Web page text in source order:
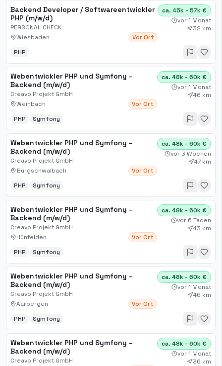
Backend Developer / Softwareentwickler
PHP (m/w/d)
PERSONAL CHECK
Wiesbaden
Vor Ort
ca. 45k - 57k €
vor 1 Monat
32 km
PHP
Webentwickler PHP und Symfony –
Backend (m/w/d)
Creavo Projekt GmbH
Weinbach
Vor Ort
ca. 48k - 60k €
vor 1 Monat
46 km
PHP Symfony
Webentwickler PHP und Symfony –
Backend (m/w/d)
Creavo Projekt GmbH
Burgschwalbach
Vor Ort
ca. 48k - 60k €
vor 3 Wochen
47 km
PHP Symfony
Webentwickler PHP und Symfony –
Backend (m/w/d)
Creavo Projekt GmbH
Hünfelden
Vor Ort
ca. 48k - 60k €
vor 6 Tagen
43 km
PHP Symfony
Webentwickler PHP und Symfony –
Backend (m/w/d)
Creavo Projekt GmbH
Aarbergen
Vor Ort
ca. 48k - 60k €
vor 1 Monat
46 km
PHP Symfony
Webentwickler PHP und Symfony –
Backend (m/w/d)
Creavo Projekt GmbH
ca. 48k - 60k €
vor 1 Monat
36 km